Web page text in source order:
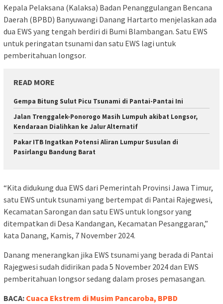
Kepala Pelaksana (Kalaksa) Badan Penanggulangan Bencana
Daerah (BPBD) Banyuwangi Danang Hartarto menjelaskan ada
dua EWS yang tengah berdiri di Bumi Blambangan. Satu EWS
untuk peringatan tsunami dan satu EWS lagi untuk
pemberitahuan longsor.
READ MORE
Gempa Bitung Sulut Picu Tsunami di Pantai-Pantai Ini
Jalan Trenggalek-Ponorogo Masih Lumpuh akibat Longsor,
Kendaraan Dialihkan ke Jalur Alternatif
Pakar ITB Ingatkan Potensi Aliran Lumpur Susulan di
Pasirlangu Bandung Barat
“Kita didukung dua EWS dari Pemerintah Provinsi Jawa Timur,
satu EWS untuk tsunami yang bertempat di Pantai Rajegwesi,
Kecamatan Sarongan dan satu EWS untuk longsor yang
ditempatkan di Desa Kandangan, Kecamatan Pesanggaran,”
kata Danang, Kamis, 7 November 2024.
Danang menerangkan jika EWS tsunami yang berada di Pantai
Rajegwesi sudah didirikan pada 5 November 2024 dan EWS
pemberitahuan longsor sedang dalam proses pemasangan.
BACA: Cuaca Ekstrem di Musim Pancaroba, BPBD